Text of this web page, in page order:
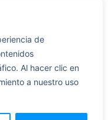
de
Al hacer clic en
a nuestro uso